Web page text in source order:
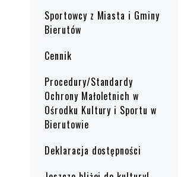
Sportowcy z Miasta i Gminy
Bierutów
Cennik
Procedury/Standardy
Ochrony Małoletnich w
Ośrodku Kultury i Sportu w
Bierutowie
Deklaracja dostępności